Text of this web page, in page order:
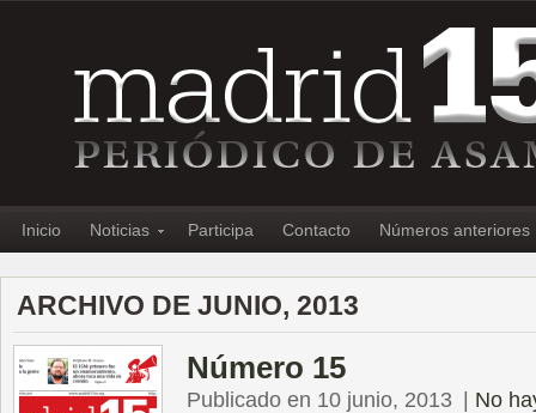
Inicio Noticias Participa Contacto Números anteriores
ARCHIVO DE JUNIO, 2013
Número 15
Publicado en 10 junio, 2013 No